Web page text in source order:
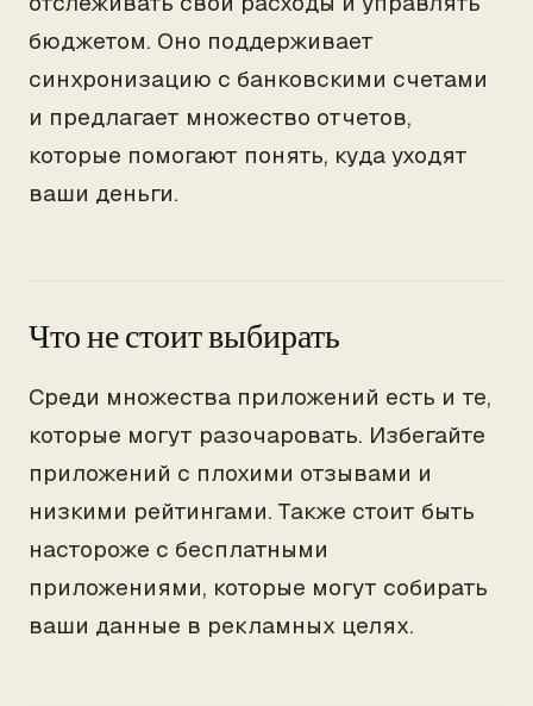
бюджетом. Оно поддерживает
синхронизацию с банковскими счетами
и предлагает множество отчетов,
которые помогают понять, куда уходят
ваши деньги.
Что не стоит выбирать
Среди множества приложений есть и те,
которые могут разочаровать. Избегайте
приложений с плохими отзывами и
низкими рейтингами. Также стоит быть
настороже с бесплатными
приложениями, которые могут собирать
ваши данные в рекламных целях.